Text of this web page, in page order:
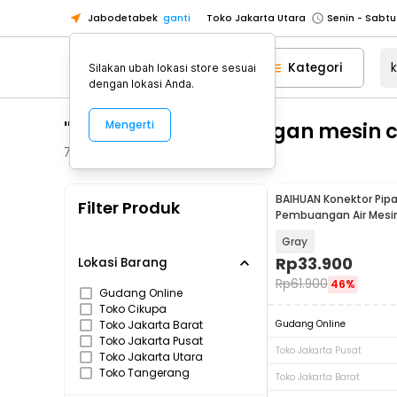
Jabodetabek ganti Toko Jakarta Utara
Toko Tangerang
Toko Cikupa
Pick n Go Jakarta Barat
Senin -
Pick n Go Bekasi
Senin - Jumat
Toko Jakarta Barat
Senin -
Toko Tangerang
Senin - Jumat
Senin - Jumat
Kategori
"konektor pembuangan mesin
73
Filter Produk
Lokasi Barang
Gudang Online
Toko Cikupa
Toko Jakarta Barat
Toko Jakarta Pusat
Toko Jakarta Utara
Toko Tangerang
BAIHUAN Konektor Pipa
Pembuangan Air
Gray
Rp33.900
Rp61.900 46%
Gudang Online
Toko Jakarta Pusat
Toko Jakarta Barat
Silakan ubah lokasi store sesuai
dengan lokasi Anda.
Mengerti